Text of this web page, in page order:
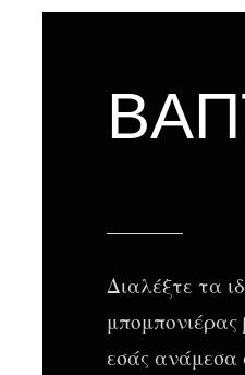
Διαλέξτε τα
μπομπονιέρας
εσάς ανάμεσα